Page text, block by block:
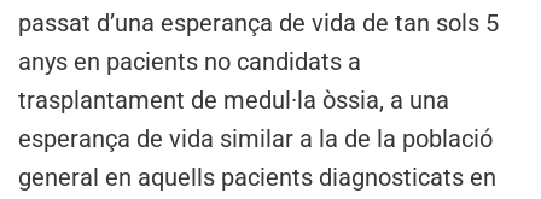
passat d’una esperança de vida de tan sols 5
anys en pacients no candidats a
trasplantament de medul·la òssia, a una
esperança de vida similar a la de la població
general en aquells pacients diagnosticats en